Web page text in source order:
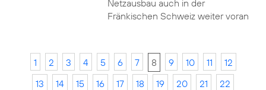
Netzausbau auch in der
Fränkischen Schweiz weiter voran
1 2 3 4 5 6 7 8 9 10 11
12
13
14 15 16 17 18 19 20 21
22